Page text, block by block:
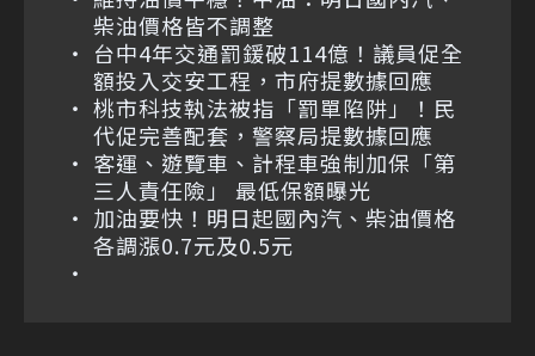
柴油價格皆不調整
台中4年交通罰鍰破114億！議員促全
額投入交安工程，市府提數據回應
桃市科技執法被指「罰單陷阱」！民
代促完善配套，警察局提數據回應
客運、遊覽車、計程車強制加保「第
三人責任險」 最低保額曝光
加油要快！明日起國內汽、柴油價格
各調漲0.7元及0.5元